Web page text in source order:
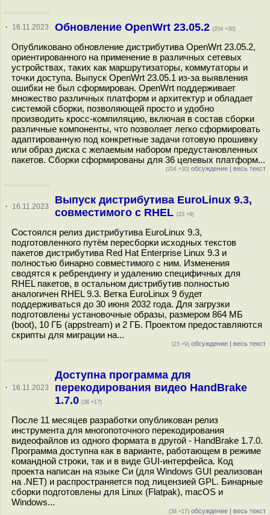
· 16.11.2023 Обновление OpenWrt 23.05.2 (204 +30)
Опубликовано обновление дистрибутива OpenWrt 23.05.2,
ориентированного на применение в различных сетевых
устройствах, таких как маршрутизаторы, коммутаторы и
точки доступа. Выпуск OpenWrt 23.05.1 из-за выявления
ошибки не был сформирован. OpenWrt поддерживает
множество различных платформ и архитектур и обладает
системой сборки, позволяющей просто и удобно
производить кросс-компиляцию, включая в состав сборки
различные компоненты, что позволяет легко сформировать
адаптированную под конкретные задачи готовую прошивку
или образ диска с желаемым набором предустановленных
пакетов. Сборки сформированы для 36 целевых платформ...
(204 +30) обсуждение | весь текст
· 16.11.2023
Выпуск дистрибутива EuroLinux 9.3,
совместимого с RHEL (23 +9)
Состоялся релиз дистрибутива EuroLinux 9.3,
подготовленного путём пересборки исходных текстов
пакетов дистрибутива Red Hat Enterprise Linux 9.3 и
полностью бинарно совместимого с ним. Изменения
сводятся к ребрендингу и удалению специфичных для
RHEL пакетов, в остальном дистрибутив полностью
аналогичен RHEL 9.3. Ветка EuroLinux 9 будет
поддерживаться до 30 июня 2032 года. Для загрузки
подготовлены установочные образы, размером 864 МБ
(boot), 10 ГБ (appstream) и 2 ГБ. Проектом предоставляются
скрипты для миграции на...
(23 +9) обсуждение | весь текст
· 16.11.2023
Доступна программа для
перекодирования видео HandBrake
1.7.0 (38 +17)
После 11 месяцев разработки опубликован релиз
инструмента для многопоточного перекодирования
видеофайлов из одного формата в другой - HandBrake 1.7.0.
Программа доступна как в варианте, работающем в режиме
командной строки, так и в виде GUI-интерфейса. Код
проекта написан на языке Си (для Windows GUI реализован
на .NET) и распространяется под лицензией GPL. Бинарные
сборки подготовлены для Linux (Flatpak), macOS и
Windows...
(38 +17) обсуждение | весь текст